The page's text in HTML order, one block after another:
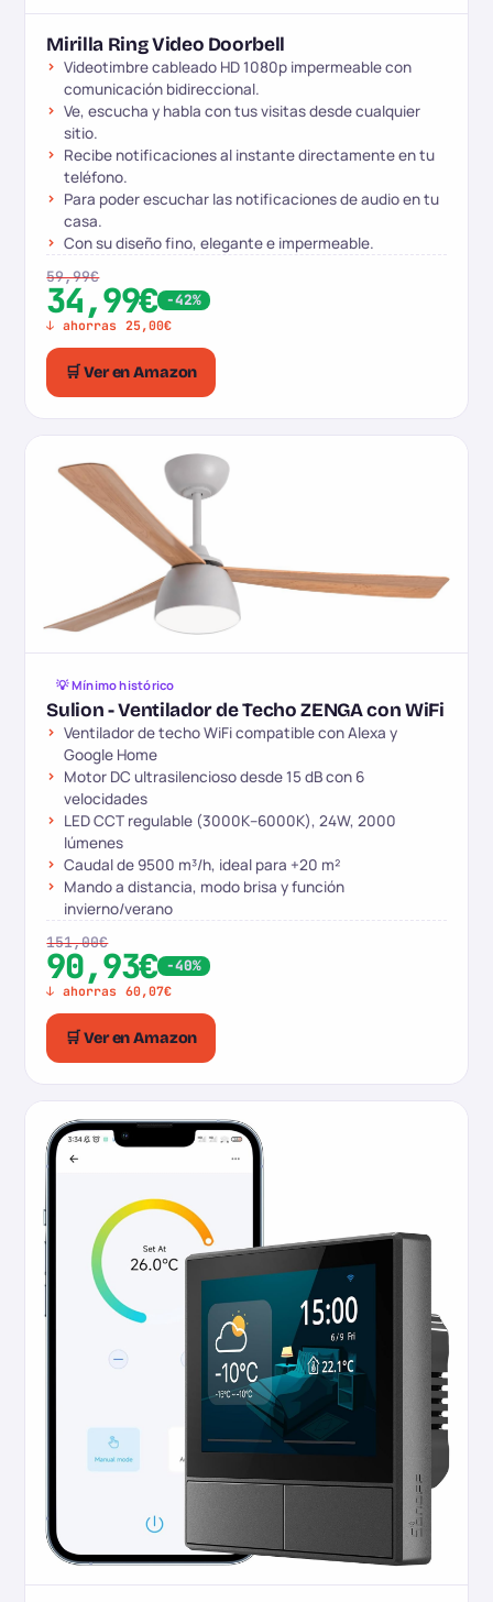
Mirilla Ring Video Doorbell
Videotimbre cableado HD 1080p impermeable con
comunicación bidireccional.
Ve, escucha y habla con tus visitas desde cualquier
sitio.
Recibe notificaciones al instante directamente en tu
teléfono.
Para poder escuchar las notificaciones de audio en tu
casa.
Con su diseño fino, elegante e impermeable.
59,99€
34,99€ -42%
↓ ahorras 25,00€
🛒 Ver en Amazon
💡 Mínimo histórico
Sulion - Ventilador de Techo ZENGA con WiFi
Ventilador de techo WiFi compatible con Alexa y
Google Home
Motor DC ultrasilencioso desde 15 dB con 6
velocidades
LED CCT regulable (3000K–6000K), 24W, 2000
lúmenes
Caudal de 9500 m³/h, ideal para +20 m²
Mando a distancia, modo brisa y función
invierno/verano
151,00€
90,93€ -40%
↓ ahorras 60,07€
🛒 Ver en Amazon